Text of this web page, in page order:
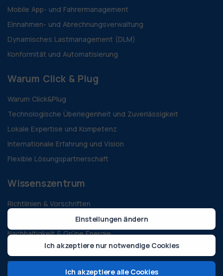
Mobile App- und Fahrermanagement
Einnahmen- und Abrechnungsverwaltung
Dynamisches Lastmanagement (DLM)
Konformität und Automatisierung
Warum Click & Plug
Warum Click&Plug
Technologische Überlegenheit und Zuverlässigkeit
Lokale Expertise und Kompetenz
Internationale Erfahrung und Vision
Flexible Lösungspartnerschaft
Wissenszentrum
Richtlinien & Vorschriften
Technologie & Innovation
Nachhaltigkeit & Grüne Energie
Fallstudien
Einstellungen ändern
Ich akzeptiere nur notwendige Cookies
Ich akzeptiere alle Cookies